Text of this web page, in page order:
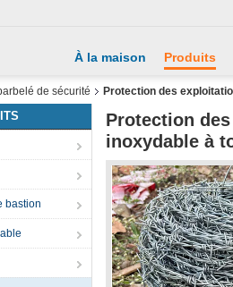
À la maison Produits
de sécurité Protection des
bastion
Protection
inoxydable à